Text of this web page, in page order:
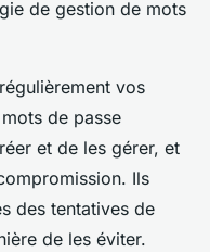
de gestion de mots
vos
de passe
et de les gérer, et
Ils
des tentatives de
de les éviter.